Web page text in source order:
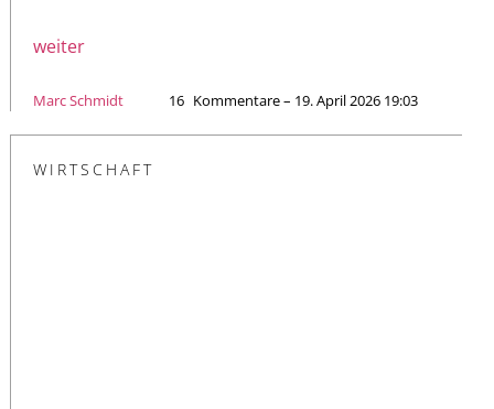
weiter
Marc Schmidt 16 Kommentare – 19. April 2026 19:03
WIRTSCHAFT